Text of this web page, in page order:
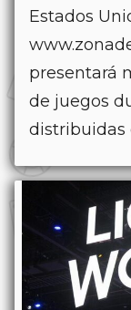
Estados
presentará
de juegos
distribuidas